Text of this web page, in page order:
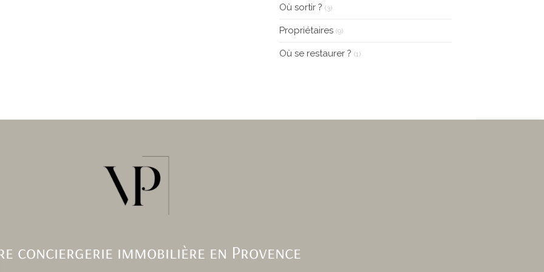
Où sortir ? (3)
Propriétaires (9)
Où se restaurer ? (1)
conciergerie immobilière en Provence